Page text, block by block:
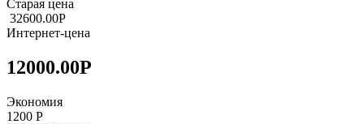
Старая цена
32600.00Р
Интернет-цена
12000.00Р
Экономия
1200 Р